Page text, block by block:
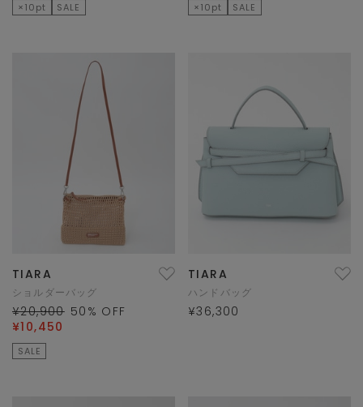
×10pt SALE ×10pt SALE
TIARA
ショルダーバッグ
¥20,900 50 % OFF
¥10,450
SALE
TIARA
ハンドバッグ
¥36,300